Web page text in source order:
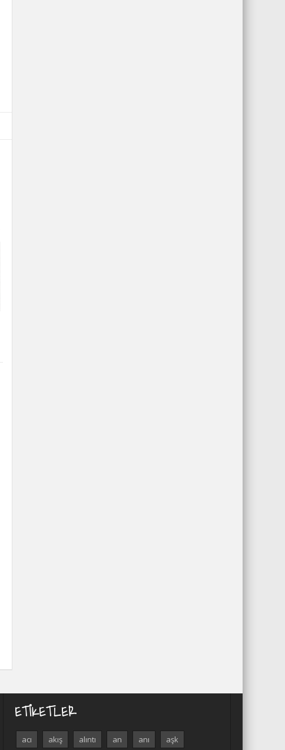
ETIKETLER
acı akış alıntı an anı aşk